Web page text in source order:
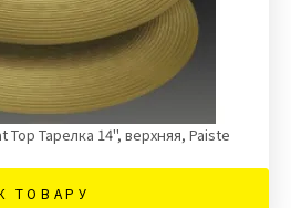
Top Тарелка 14'', верхняя, Paiste
ТОВАРУ